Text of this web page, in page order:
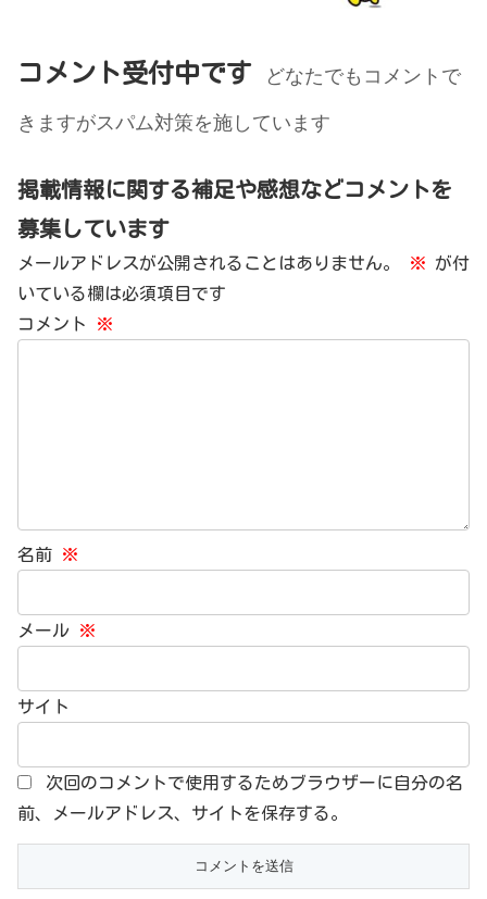
コメント受付中です
どなたでもコメントで
きますがスパム対策を施しています
掲載情報に関する補足や感想などコメントを
募集しています
メールアドレスが公開されることはありません。 ※ が付
いている欄は必須項目です
コメント
※
名前 ※
メール ※
サイト
次回のコメントで使用するためブラウザーに自分の名
前、メールアドレス、サイトを保存する。